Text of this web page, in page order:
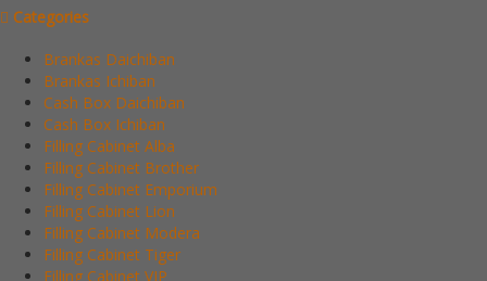
Categories
Brankas Daichiban
Brankas Ichiban
Cash Box Daichiban
Cash Box Ichiban
Filling Cabinet Alba
Filling Cabinet Brother
Filling Cabinet Emporium
Filling Cabinet Lion
Filling Cabinet Modera
Filling Cabinet Tiger
Filling Cabinet VIP